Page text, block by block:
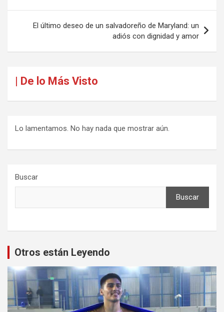
entradas
El último deseo de un salvadoreño de Maryland: un
adiós con dignidad y amor
| De lo Más Visto
Lo lamentamos. No hay nada que mostrar aún.
Buscar
Buscar
Otros están Leyendo